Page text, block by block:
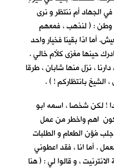
الجهاد أم ننتظر و نرى
وطن : ( لنذهب ، فمعهم
أما اذا بقينا فخيار واحد
حينها مغزى كلأم خالي .
، نزل منها شابان ، طرقا
، الشيخ بانتظاركم ! ) .
! لكن شخصا ، اسمه ابو
اهم واخطر من عمل
مُؤن الطعام و الطلبات
. أما انا ، فقد اعطوني
، و قالوا لي : ( هنا